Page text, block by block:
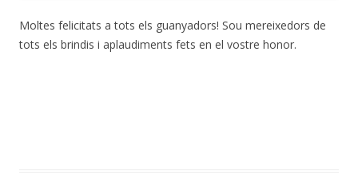
Moltes felicitats a tots els guanyadors! Sou mereixedors de
tots els brindis i aplaudiments fets en el vostre honor.